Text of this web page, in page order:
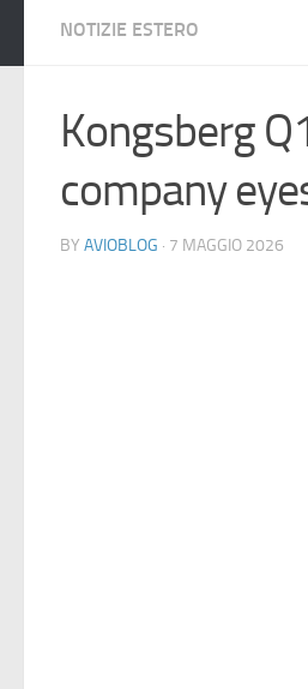
NOTIZIE ESTERO
Kongsberg
company
BY AVIOBLOG · 7 MAGGIO 2026